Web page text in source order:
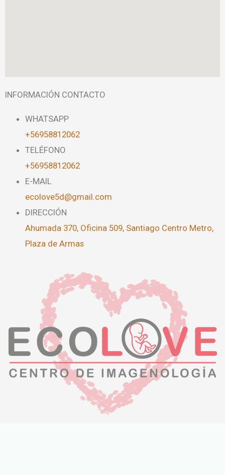
INFORMACIÓN CONTACTO
WHATSAPP
+56958812062
TELÉFONO
+56958812062
E-MAIL
ecolove5d@gmail.com
DIRECCIÓN
Ahumada 370, Oficina 509, Santiago Centro Metro,
Plaza de Armas